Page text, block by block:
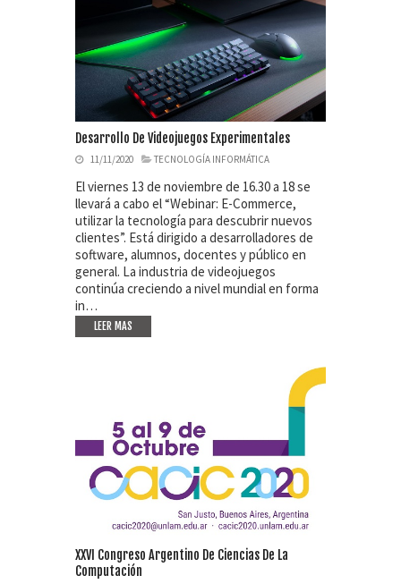
Desarrollo De Videojuegos Experimentales
11/11/2020 TECNOLOGÍA INFORMÁTICA
El viernes 13 de noviembre de 16.30 a 18 se
llevará a cabo el “Webinar: E-Commerce,
utilizar la tecnología para descubrir nuevos
clientes”. Está dirigido a desarrolladores de
software, alumnos, docentes y público en
general. La industria de videojuegos
continúa creciendo a nivel mundial en forma
in…
LEER MAS
XXVI Congreso Argentino De Ciencias De La
Computación